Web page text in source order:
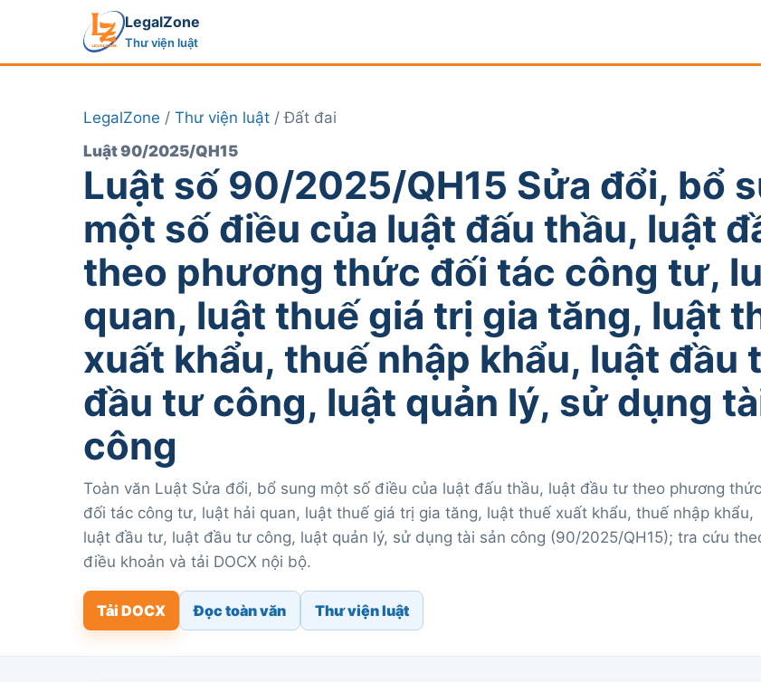
LegalZone
Thư viện luật
LegalZone / Thư viện luật / Đất đai
Luật 90/2025/QH15
Luật số 90/2025/QH15 Sửa đổi, bổ
một số điều của luật đấu thầu, luật
theo phương thức đối tác công tư,
quan, luật thuế giá trị gia tăng, luật
xuất khẩu, thuế nhập khẩu, luật đầu
đầu tư công, luật quản lý, sử dụng
công
Toàn văn Luật Sửa đổi, bổ sung một số điều của luật đấu thầu, luật đầu tư theo phương thức
đối tác công tư, luật hải quan, luật thuế giá trị gia tăng, luật thuế xuất khẩu, thuế nhập khẩu,
luật đầu tư, luật đầu tư công, luật quản lý, sử dụng tài sản công (90/2025/QH15); tra cứu
điều khoản và tải DOCX nội bộ.
Tải DOCX Đọc toàn văn Thư viện luật